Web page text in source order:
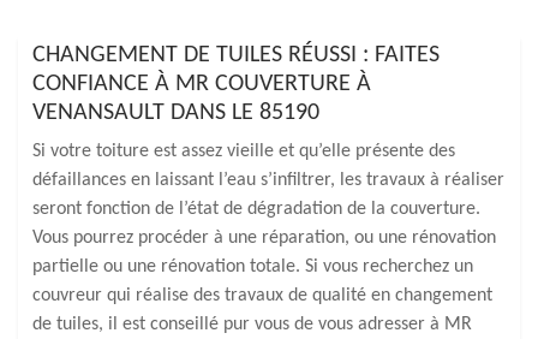
CHANGEMENT DE TUILES RÉUSSI : FAITES
CONFIANCE À MR COUVERTURE À
VENANSAULT DANS LE 85190
Si votre toiture est assez vieille et qu’elle présente des
défaillances en laissant l’eau s’infiltrer, les travaux à réaliser
seront fonction de l’état de dégradation de la couverture.
Vous pourrez procéder à une réparation, ou une rénovation
partielle ou une rénovation totale. Si vous recherchez un
couvreur qui réalise des travaux de qualité en changement
de tuiles, il est conseillé pur vous de vous adresser à MR